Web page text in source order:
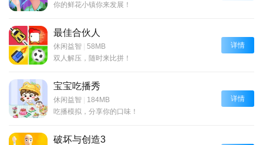
你的鲜花小镇你来发展！
最佳合伙人
休闲益智
58MB
双人解压，随时来比拼！
详情
宝宝吃播秀
休闲益智
184MB
吃播模拟，分享你的口味！
详情
破坏与创造3